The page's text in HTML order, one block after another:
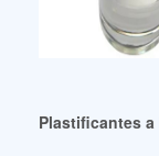
Plastificantes a